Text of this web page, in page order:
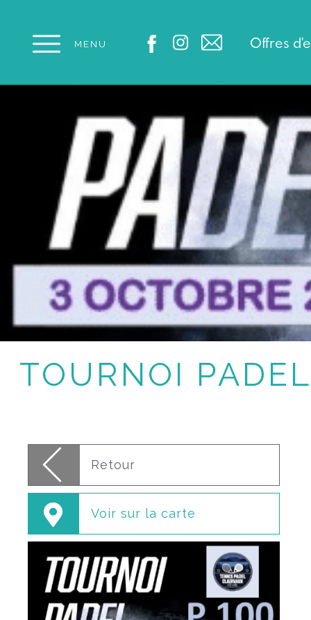
MENU Offres
TOURNOI
Retour
Voir sur la carte